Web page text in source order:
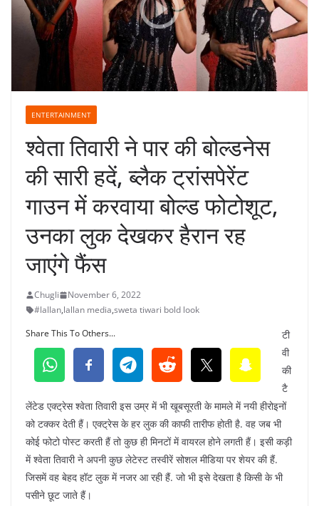
ENTERTAINMENT
श्वेता तिवारी ने पार की बोल्डनेस
की सारी हदें, ब्लैक ट्रांसपेरेंट
गाउन में करवाया बोल्ड फोटोशूट,
उनका लुक देखकर हैरान रह
जाएंगे फैंस
Chugli
November 6, 2022
#lallan,lallan media,sweta tiwari bold look
Share This To Others...
टी
वी
की
टै
लेंटेड एक्ट्रेस श्वेता तिवारी इस उम्र में भी खूबसूरती के मामले में नयी हीरोइनों
को टक्कर देती हैं। एक्ट्रेस के हर लुक की काफी तारीफ होती है. वह जब भी
कोई फोटो पोस्ट करती हैं तो कुछ ही मिनटों में वायरल होने लगती हैं। इसी कड़ी
में श्वेता तिवारी ने अपनी कुछ लेटेस्ट तस्वीरें सोशल मीडिया पर शेयर की हैं.
जिसमें वह बेहद हॉट लुक में नजर आ रही हैं. जो भी इसे देखता है किसी के भी
पसीने छूट जाते हैं।